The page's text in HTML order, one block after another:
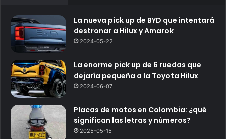
La nueva pick up de BYD que intentará
destronar a Hilux y Amarok
2024-05-22
La enorme pick up de 6 ruedas que
dejaría pequeña a la Toyota Hilux
2024-06-07
Placas de motos en Colombia: ¿qué
significan las letras y números?
2025-05-15